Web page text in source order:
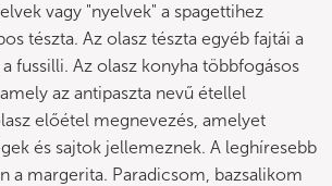
vagy "nyelvek" a spagettihez
tészta. Az olasz tészta egyéb fajtái a
fussilli. Az olasz konyha többfogásos
az antipaszta nevű étellel
előétel megnevezés, amelyet
és sajtok jellemeznek. A leghíresebb
a margerita. Paradicsom, bazsalikom